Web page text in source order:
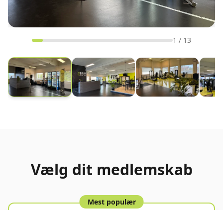
1 / 13
Vælg dit medlemskab
Mest populær